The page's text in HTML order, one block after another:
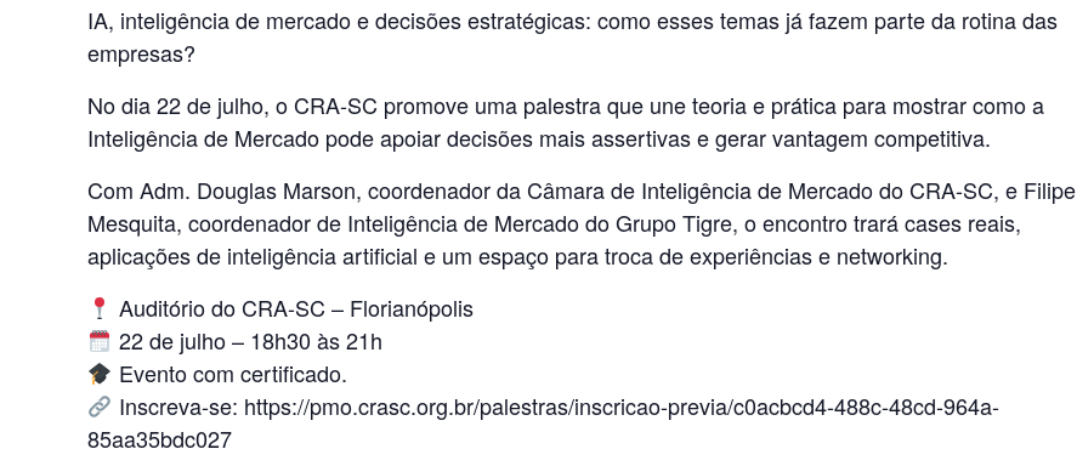
IA, inteligência de mercado e decisões estratégicas: como esses temas já fazem parte da rotina das
empresas?
No dia 22 de julho, o CRA-SC promove uma palestra que une teoria e prática para mostrar como a
Inteligência de Mercado pode apoiar decisões mais assertivas e gerar vantagem competitiva.
Com Adm. Douglas Marson, coordenador da Câmara de Inteligência de Mercado do CRA-SC, e Filipe
Mesquita, coordenador de Inteligência de Mercado do Grupo Tigre, o encontro trará cases reais,
aplicações de inteligência artificial e um espaço para troca de experiências e networking.
Auditório do CRA-SC – Florianópolis
22 de julho – 18h30 às 21h
Evento com certificado.
Inscreva-se: https://pmo.crasc.org.br/palestras/inscricao-previa/c0acbcd4-488c-48cd-964a-
85aa35bdc027